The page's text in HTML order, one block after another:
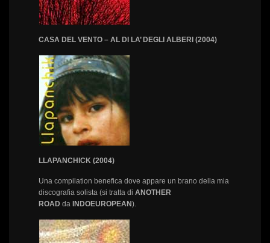
CASA DEL VENTO – AL DI LA’ DEGLI ALBERI (2004)
LLAPANCHICK (2004)
Una compilation benefica dove appare un brano della mia
discografia solista (si tratta di ANOTHER
ROAD da INDOEUROPEAN).